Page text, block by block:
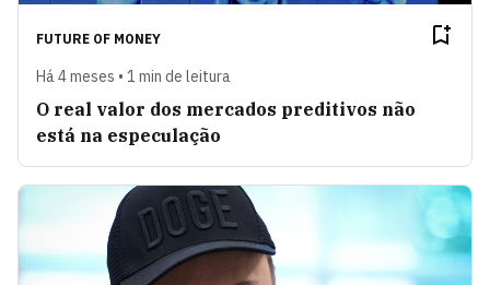
FUTURE OF MONEY
Há 4 meses • 1 min de leitura
O real valor dos mercados preditivos não
está na especulação